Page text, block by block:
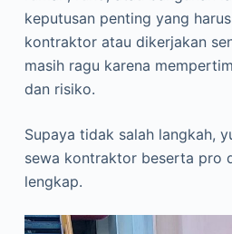
keputusan penting yang
kontraktor atau dikerjakan
masih ragu karena
dan risiko.
Supaya tidak salah langkah,
sewa kontraktor beserta pro
lengkap.